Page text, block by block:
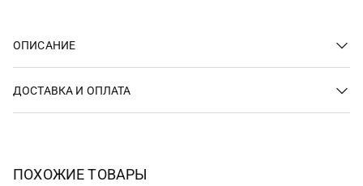
ОПИСАНИЕ
ДОСТАВКА И ОПЛАТА
ПОХОЖИЕ ТОВАРЫ